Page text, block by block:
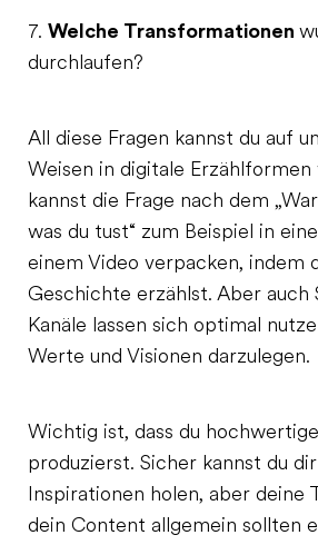
7. Welche Transformationen
durchlaufen?
All diese Fragen kannst du auf
Weisen in digitale Erzählformen
kannst die Frage nach dem
was du tust“ zum Beispiel in
einem Video verpacken, indem
Geschichte erzählst. Aber auch
Kanäle lassen sich optimal
Werte und Visionen darzulegen.
Wichtig ist, dass du
produzierst. Sicher kannst du
Inspirationen holen, aber deine
dein Content allgemein sollten